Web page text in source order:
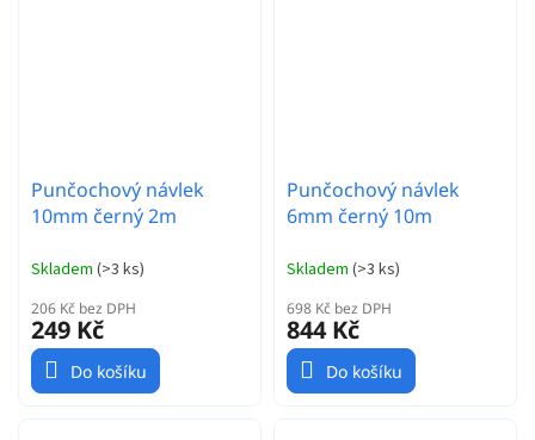
Punčochový návlek
10mm černý 2m
Skladem (>3 ks)
206 Kč bez DPH
249 Kč
Do košíku
Punčochový návlek
6mm černý 10m
Skladem (>3 ks)
698 Kč bez DPH
844 Kč
Do košíku